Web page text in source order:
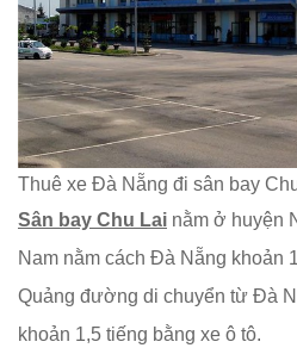
Thuê xe Đà Nẵng đi sân bay
Sân bay Chu Lai nằm ở huyện
Nam nằm cách Đà Nẵng khoản
Quảng đường di chuyển từ Đà
khoản 1,5 tiếng bằng xe ô tô.